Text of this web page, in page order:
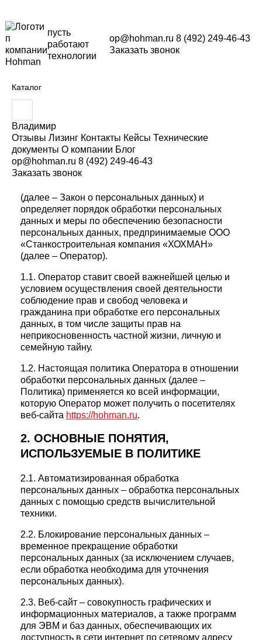
пусть
работают
технологии
op@hohman.ru 8 (492) 249-46-43
Заказать звонок
Каталог
е
д
и
т
е
з
Владимир
Отзывы Лизинг Контакты Кейсы Технические
документы О компании Блог
op@hohman.ru 8 (492) 249-46-43
Заказать звонок
ПОЛИТИКА В ОТНОШЕНИИ
ДАННЫХ
1. ОБЩИЕ ПОЛОЖЕНИЯ
Настоящая политика обработки персональных
данных составлена в соответствии с
требованиями Федерального закона от
(далее – Закон о персональных данных) и
определяет порядок обработки персональных
данных и меры по обеспечению безопасности
персональных данных, предпринимаемые ООО
«Станкостроительная компания «ХОХМАН»
(далее – Оператор).
1.1. Оператор ставит своей важнейшей целью и
условием осуществления своей деятельности
соблюдение прав и свобод человека и
гражданина при обработке его персональных
данных, в том числе защиты прав на
неприкосновенность частной жизни, личную и
семейную тайну.
1.2. Настоящая политика Оператора в отношении
обработки персональных данных (далее –
Политика) применяется ко всей информации,
которую Оператор может получить о посетителях
веб-сайта https://hohman.ru.
2. ОСНОВНЫЕ ПОНЯТИЯ,
ИСПОЛЬЗУЕМЫЕ В ПОЛИТИКЕ
2.1. Автоматизированная обработка
персональных данных – обработка персональных
данных с помощью средств вычислительной
техники.
2.2. Блокирование персональных данных –
временное прекращение обработки
персональных данных (за исключением случаев,
если обработка необходима для уточнения
персональных данных).
2.3. Веб-сайт – совокупность графических и
информационных материалов, а также программ
для ЭВМ и баз данных, обеспечивающих их
доступность в сети интернет по сетевому адресу